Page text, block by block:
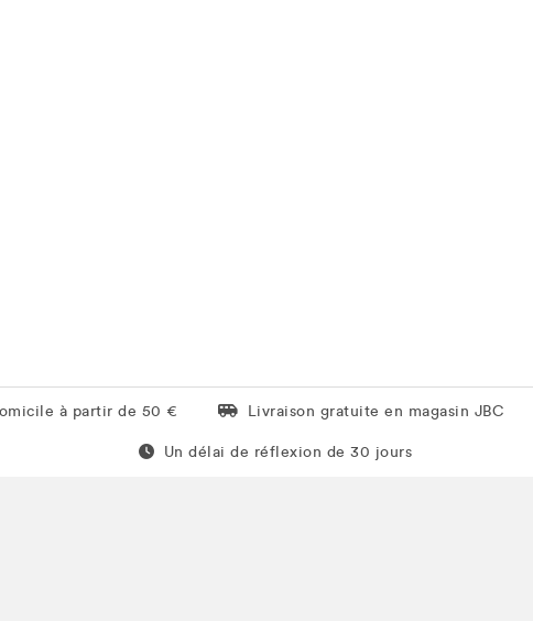
à partir de 50 € Livraison gratuite en magasin JBC
Livraison gratuite en magasin JBC
Un délai de réflexion de 60 jours
Un délai de réflexion de 30 jours